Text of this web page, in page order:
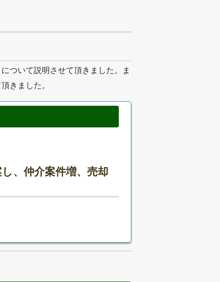
ついて説明させて頂きました。ま
きました。
、仲介案件増、売却